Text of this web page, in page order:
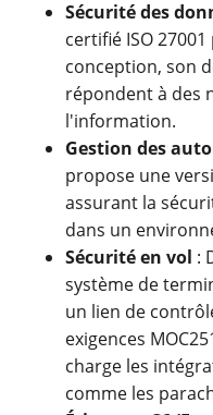
Sécurité des
certifié ISO
conception, son
répondent à des
l'information.
Gestion des
propose une
assurant la
dans un
Sécurité en vol :
système de
un lien de
exigences
charge les
comme les